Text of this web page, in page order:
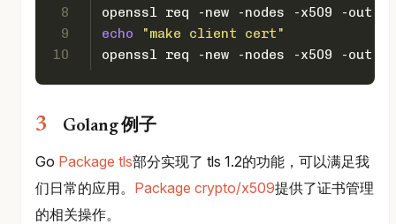
8
9
10
openssl req -new -nodes -x509 -out
echo
"make client cert"
openssl req -new -nodes -x509 -
Golang 例子
Go Package tls部分实现了 tls 1.2的功能，可以满足我
们日常的应用。 Package crypto/x509提供了证书管理
的相关操作。